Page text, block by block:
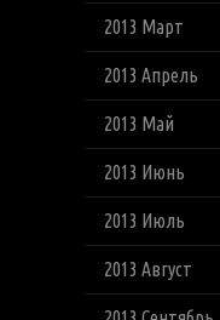
2013 Март
2013 Апрель
2013 Май
2013 Июнь
2013 Июль
2013 Август